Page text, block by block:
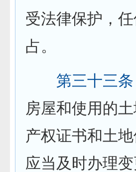
受法律保护，
占。
第三十三条
房屋和使用的
产权证书和土
应当及时办理变